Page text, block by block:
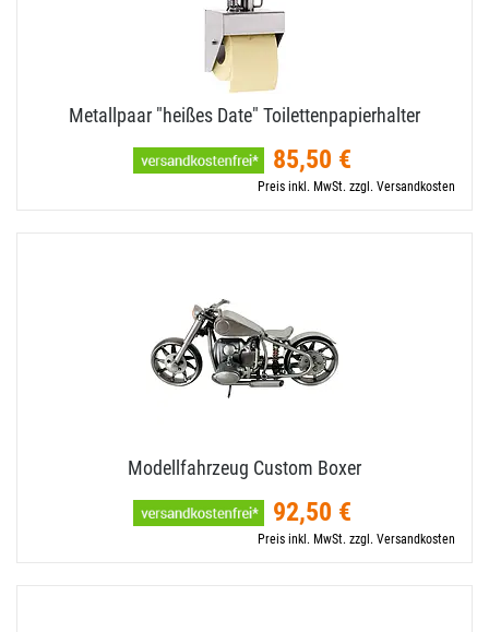
Metallpaar "heißes Date" Toilettenpapierhalter
85,50 €
Preis inkl. MwSt. zzgl. Versandkosten
Modellfahrzeug Custom Boxer
92,50 €
Preis inkl. MwSt. zzgl. Versandkosten